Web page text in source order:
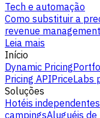
Tech e automação
Como substituir a
revenue
Leia mais
Início
Dynamic Pricing
Pricing APIPriceLabs
Soluções
Hotéis independentes
campingsAluguéis de